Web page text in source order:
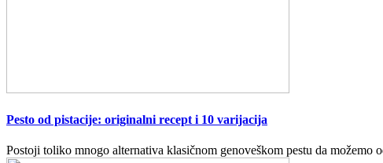
Pesto od pistacije: originalni recept i 10 varijacija
Postoji toliko mnogo alternativa klasičnom genoveškom pestu da